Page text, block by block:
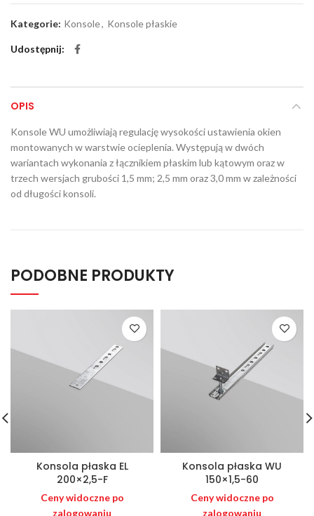
Kategorie: Konsole, Konsole płaskie
Udostępnij
OPIS
Konsole WU umożliwiają regulację wysokości ustawienia okien
montowanych w warstwie ocieplenia. Występują w dwóch
wariantach wykonania z łącznikiem płaskim lub kątowym oraz w
trzech wersjach grubości 1,5 mm; 2,5 mm oraz 3,0 mm w zależności
od długości konsoli.
PODOBNE PRODUKTY
Konsola płaska EL
200×2,5-F
Ceny widoczne po
zalogowaniu
Konsola płaska WU
150×1,5-60
Ceny widoczne po
zalogowaniu